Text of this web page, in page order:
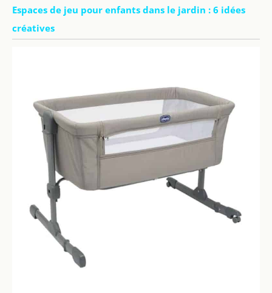
Espaces de jeu pour enfants dans le jardin : 6 idées
créatives